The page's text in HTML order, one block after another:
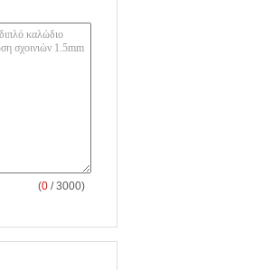
(0 / 3000)